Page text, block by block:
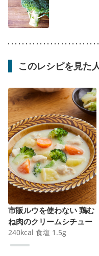
このレシピを見た
市販ルウを使わない 鶏む
ね肉のクリームシチュー
240kcal 食塩 1.5g